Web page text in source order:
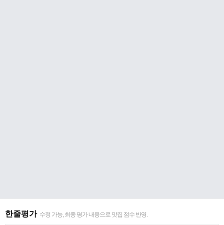
한줄평가 수정 가능, 최종 평가 내용으로 맛집 점수 반영.